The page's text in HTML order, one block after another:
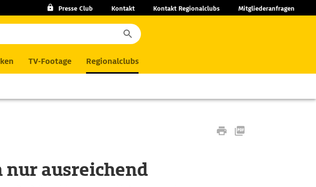
Presse Club Kontakt Kontakt Regionalclubs Mitgliederanfragen
TV-Footage Regionalclubs
nur ausreichend